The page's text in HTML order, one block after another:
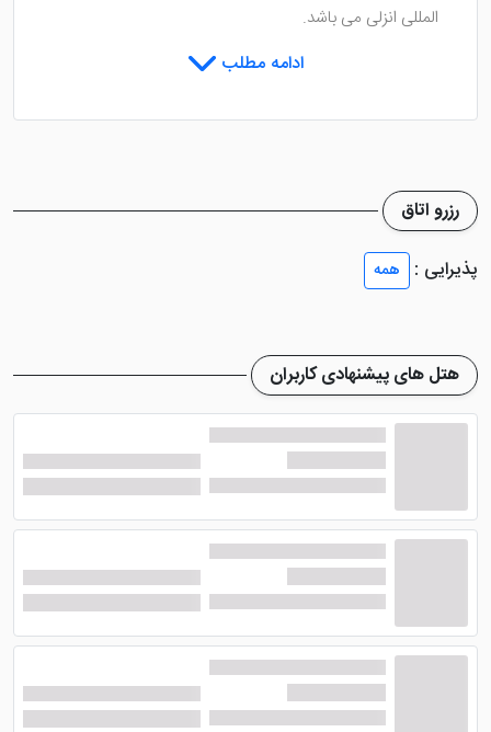
المللی انزلی می باشد.
است، همچنین با امکانات و تجهیزات خاص داخلی اتاق های
هتل شامل: اتاق های ویلایی دونفره فلت دریا (در ساحل)،
چهار نفره، سوئیت رویال چهار نفره رو به دریا، اتاق پنج تخته
می باشد.
امکانات هتل دنیز انزلی
هتل چهار ستاره دنیز انزلی مدیریت فوق العاده ای دارد و
همواره در تلاش است تا بهترین خدمات جهت رفاه و
آسایش میهمانان را فراهم کند تا آن ها اقامتی خوش و راحتی
را تجربه نمایند. مدیریت این هتل شیک پرسنل مجربی را به
استخدام در آورده تا بهترین سرویس دهی را برای گردشگران
ادامه مطلب
رزرو اتاق
پذیرایی :
همه
هتل های پیشنهادی کاربران